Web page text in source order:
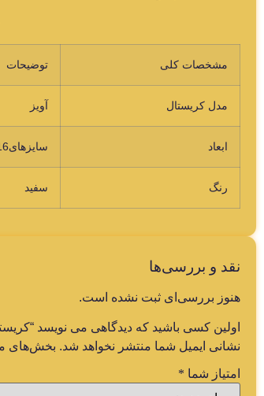
مشخصات کلی توضیحات
مدل کریستال آویز
ابعاد سایزهای16_18_20_22_24_26_28_30
رنگ سفید
نقد و بررسی‌ها
هنوز بررسی‌ای ثبت نشده است.
اولین کسی باشید که دیدگاهی می نویسد
نشانی ایمیل شما منتشر نخواهد شد. بخش‌های
امتیاز شما *